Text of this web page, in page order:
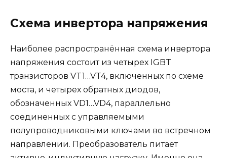
Схема инвертора напряжения
Наиболее распространённая схема инвертора
напряжения состоит из четырех IGBT
транзисторов VT1…VT4, включенных по схеме
моста, и четырех обратных диодов,
обозначенных VD1…VD4, параллельно
соединенных с управляемыми
полупроводниковыми ключами во встречном
направлении. Преобразователь питает